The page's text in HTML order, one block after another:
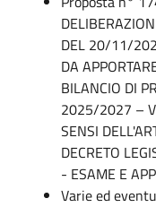
DEL 20/11/
DA
BILANCIO DI
2025/2027 –
SENSI
DECRETO
- ESAME E
Varie ed